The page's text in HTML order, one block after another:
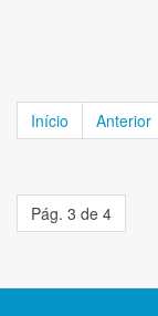
Início Anterior
Pág. 3 de 4